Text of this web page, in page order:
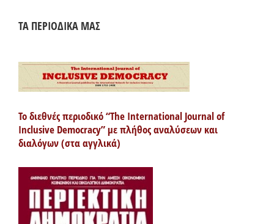
ΤΑ ΠΕΡΙΟΔΙΚΑ ΜΑΣ
Το διεθνές περιοδικό “The International Journal of
Inclusive Democracy” με πλήθος αναλύσεων και
διαλόγων (στα αγγλικά)